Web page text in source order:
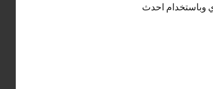
وباستخدام احدث